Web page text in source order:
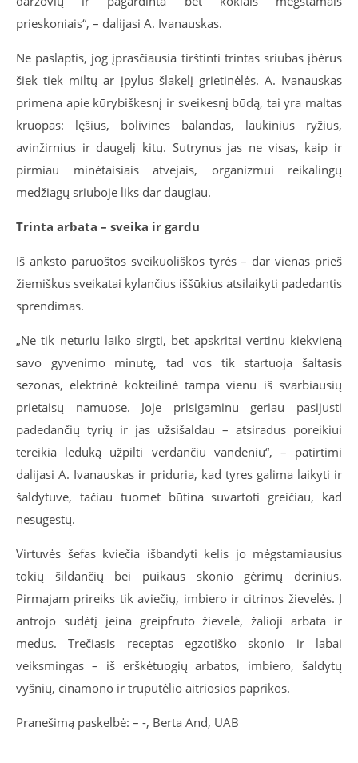
prieskoniais“, – dalijasi A. Ivanauskas.
Ne paslaptis, jog įprasčiausia tirštinti trintas sriubas įbėrus
šiek tiek miltų ar įpylus šlakelį grietinėlės. A. Ivanauskas
primena apie kūrybiškesnį ir sveikesnį būdą, tai yra maltas
kruopas: lęšius, bolivines balandas, laukinius ryžius,
avinžirnius ir daugelį kitų. Sutrynus jas ne visas, kaip ir
pirmiau minėtaisiais atvejais, organizmui reikalingų
medžiagų sriuboje liks dar daugiau.
Trinta arbata – sveika ir gardu
Iš anksto paruoštos sveikuoliškos tyrės – dar vienas prieš
žiemiškus sveikatai kylančius iššūkius atsilaikyti padedantis
sprendimas.
„Ne tik neturiu laiko sirgti, bet apskritai vertinu kiekvieną
savo gyvenimo minutę, tad vos tik startuoja šaltasis
sezonas, elektrinė kokteilinė tampa vienu iš svarbiausių
prietaisų namuose. Joje prisigaminu geriau pasijusti
padedančių tyrių ir jas užsišaldau – atsiradus poreikiui
tereikia leduką užpilti verdančiu vandeniu“, – patirtimi
dalijasi A. Ivanauskas ir priduria, kad tyres galima laikyti ir
šaldytuve, tačiau tuomet būtina suvartoti greičiau, kad
nesugestų.
Virtuvės šefas kviečia išbandyti kelis jo mėgstamiausius
tokių šildančių bei puikaus skonio gėrimų derinius.
Pirmajam prireiks tik aviečių, imbiero ir citrinos žievelės. Į
antrojo sudėtį įeina greipfruto žievelė, žalioji arbata ir
medus. Trečiasis receptas egzotiško skonio ir labai
veiksmingas – iš erškėtuogių arbatos, imbiero, šaldytų
vyšnių, cinamono ir truputėlio aitriosios paprikos.
Pranešimą paskelbė: – -, Berta And, UAB